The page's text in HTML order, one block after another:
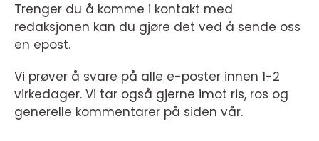
Trenger du å komme i kontakt med
redaksjonen kan du gjøre det ved å sende oss
en epost.
Vi prøver å svare på alle e-poster innen 1-2
virkedager. Vi tar også gjerne imot ris, ros og
generelle kommentarer på siden vår.